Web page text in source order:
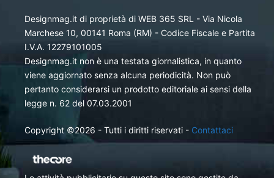
Designmag.it di proprietà di WEB 365 SRL - Via Nicola
Marchese 10, 00141 Roma (RM) - Codice Fiscale e Partita
I.V.A. 12279101005
Designmag.it non è una testata giornalistica, in quanto
viene aggiornato senza alcuna periodicità. Non può
pertanto considerarsi un prodotto editoriale ai sensi della
legge n. 62 del 07.03.2001
Copyright ©2026 - Tutti i diritti riservati - Contattaci